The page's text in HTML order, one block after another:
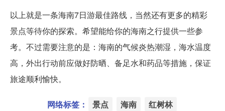
以上就是一条海南7日游最佳路线，当然还有更多的精彩
景点等待你的探索。希望能给你的海南之行提供一些参
考。不过需要注意的是：海南的气候炎热潮湿，海水温度
高，外出行动前应做好防晒、备足水和药品等措施，保证
旅途顺利愉快。
网络标签： 景点 海南 红树林